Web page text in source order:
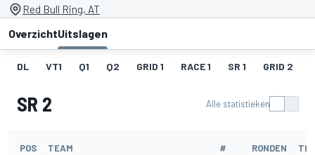
Red Bull Ring, AT
OverzichtUitslagen
DL VT1 Q1 Q2 GRID 1 RACE 1 SR 1 GRID 2
SR 2 Alle statistieken
POS TEAM # RONDEN